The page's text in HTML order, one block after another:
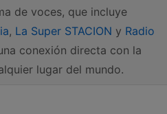
de voces, que incluye
, La Super STACION y Radio
conexión directa con la
lugar del mundo.